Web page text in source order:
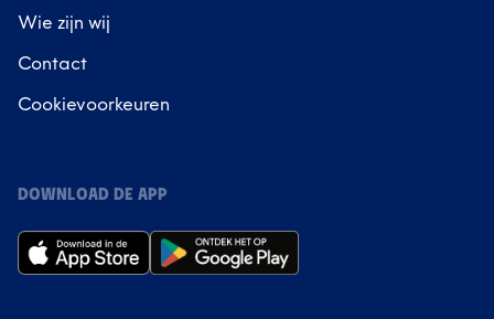
Wie zijn wij
Contact
Cookievoorkeuren
DOWNLOAD DE APP